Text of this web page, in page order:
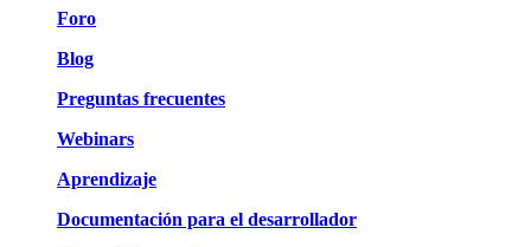
Foro
Blog
Preguntas frecuentes
Webinars
Aprendizaje
Documentación para el desarrollador